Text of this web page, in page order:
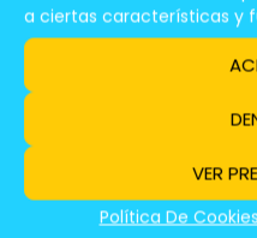
a ciertas características y
VER
Política De Cookies
El Secreto Del
Valenciana
El sabor de la
resultado de una
ingredientes,